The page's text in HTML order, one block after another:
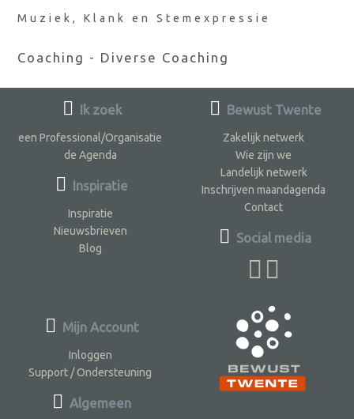
Muziek, Klank en Stemexpressie
Coaching - Diverse Coaching
Ik zoek
een Professional/Organisatie
de Agenda
Inspiratie
Inspiratie
Nieuwsbrieven
Blog
Bewust Twente
Zakelijk netwerk
Wie zijn we
Landelijk netwerk
Inschrijven maandagenda
Contact
Social media
Mijn Account
Inloggen
Support / Ondersteuning
Algemeen